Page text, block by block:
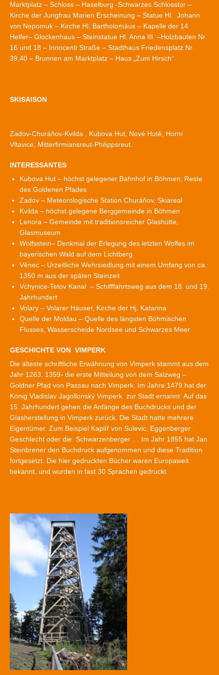
Marktplatz – Schloss – Haselburg -Schwarzes Schlosstor –
Kirche der Jungfrau Marien Erscheinung – Statue Hl. Johann
von Nepomuk – Kirche Hl. Bartholomäus – Kapelle der 14
Helfer– Glockenhaus – Steinstatue Hl. Anna III. –Holzbauten Nr.
16 und 18 – Innocenti Straße – Stadthaus Friedensplatz Nr.
39,40 – Brunnen am Marktplatz – Haus „Zum Hirsch“.
SKISAISON
Zadov-Churáňov-Kvilda , Kubova Hut, Nové Hutě, Horní
Vltavice, Mitterfirmiansreut-Philippsreut.
INTERESSANTES
Kubova Hut – höchst gelegener Bahnhof in Böhmen, Reste
des Goldenen Pfades
Zadov – Meteorologische Station Churáňov, Skiareal
Kvilda – höchst gelegene Berggemeinde in Böhmen
Lenora – Gemeinde mit traditionsreicher Glashütte,
Glasmuseum
Wolfsstein– Denkmal der Erlegung des letzten Wolfes im
bayerischen Wald auf dem Lichtberg
Věnec – Urzeitliche Wehrsiedlung mit einem Umfang von ca.
1350 m aus der späten Steinzeit
Vchynice-Tetov Kanal – Schifffahrtsweg aus dem 18. und 19.
Jahrhundert
Volary – Volarer Häuser, Kirche der Hj. Katarina
Quelle der Moldau – Quelle des längsten Böhmischen
Flusses, Wasserscheide Nordsee und Schwarzes Meer
GESCHICHTE VON VIMPERK
Die älteste schriftliche Erwähnung von Vimperk stammt aus dem
Jahr 1263. 1359- die erste Mitteilung von dem Salzweg –
Goldner Pfad von Passau nach Vimperk. Im Jahre 1479 hat der
König Vladislav Jagollonský Vimperk zur Stadt ernannt. Auf das
15. Jahrhundert gehen die Anfänge des Buchdrucks und der
Glasherstellung in Vimperk zurück. Die Stadt hatte mehrere
Eigentümer. Zum Beispiel Kaplíř von Sulevic, Eggenberger
Geschlecht oder die Schwarzenberger … Im Jahr 1855 hat Jan
Steinbrener den Buchdruck aufgenommen und diese Tradition
fortgesetzt. Die hier gedruckten Bücher waren Europaweit
bekannt, und wurden in fast 30 Sprachen gedruckt.